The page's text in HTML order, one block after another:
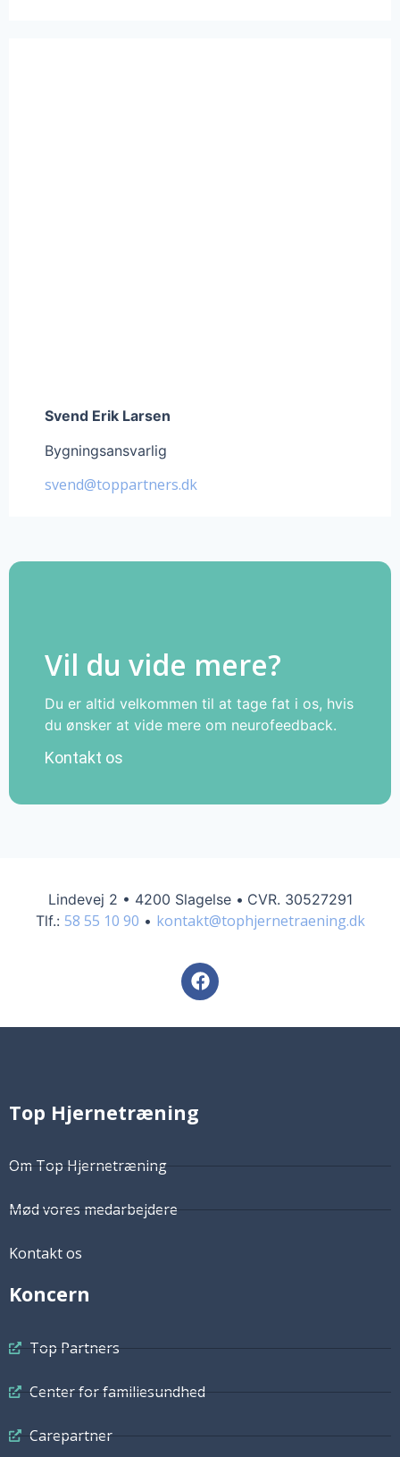
Svend Erik Larsen
Bygningsansvarlig
svend@toppartners.dk
Vil du vide mere?
Du er altid velkommen til at tage fat i os, hvis
du ønsker at vide mere om neurofeedback.
Kontakt os
Lindevej 2 • 4200 Slagelse • CVR. 30527291
Tlf.: 58 55 10 90 • kontakt@tophjernetraening.dk
Top Hjernetræning
Om Top Hjernetræning
Mød vores medarbejdere
Kontakt os
Koncern
Top Partners
Center for familiesundhed
Carepartner